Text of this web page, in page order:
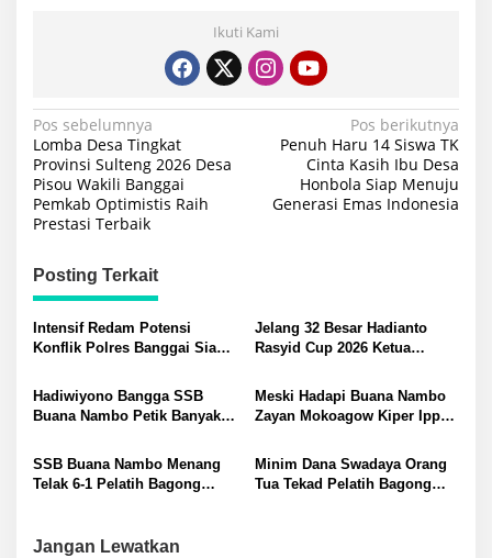
Ikuti Kami
Navigasi
pos
Pos sebelumnya
Lomba Desa Tingkat
Provinsi Sulteng 2026 Desa
Pisou Wakili Banggai
Pemkab Optimistis Raih
Prestasi Terbaik
Pos berikutnya
Penuh Haru 14 Siswa TK
Cinta Kasih Ibu Desa
Honbola Siap Menuju
Generasi Emas Indonesia
Posting Terkait
Intensif Redam Potensi
Konflik Polres Banggai Siap
Cup 2026
Jelang 32 Besar Hadianto
Rasyid Cup 2026 Ketua
dan Tambah Keamanan
Hadiwiyono Bangga SSB
Buana Nambo Petik Banyak
Main Malam di Gorontalo
Meski Hadapi Buana Nambo
Zayan Mokoagow Kiper Ippot
Pujian Pelatih Bagong
SSB Buana Nambo Menang
Telak 6-1 Pelatih Bagong
Minim Dana Swadaya Orang
Tua Tekad Pelatih Bagong
Jangan Lewatkan